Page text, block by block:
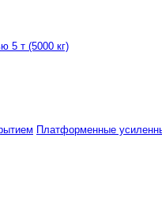
5 т (5000 кг)
Платформенные